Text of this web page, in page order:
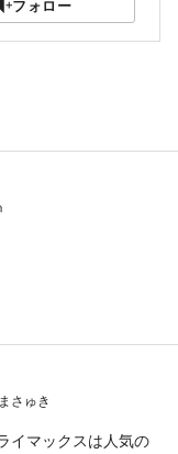
フォロー
まさゅき
イマックスは人気の